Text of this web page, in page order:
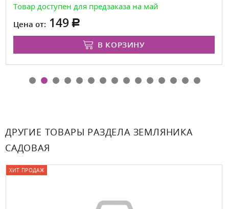
Товар доступен для предзаказа на май
Цена от: 149
В КОРЗИНУ
ДРУГИЕ ТОВАРЫ РАЗДЕЛА ЗЕМЛЯНИКА
САДОВАЯ
ХИТ ПРОДАЖ